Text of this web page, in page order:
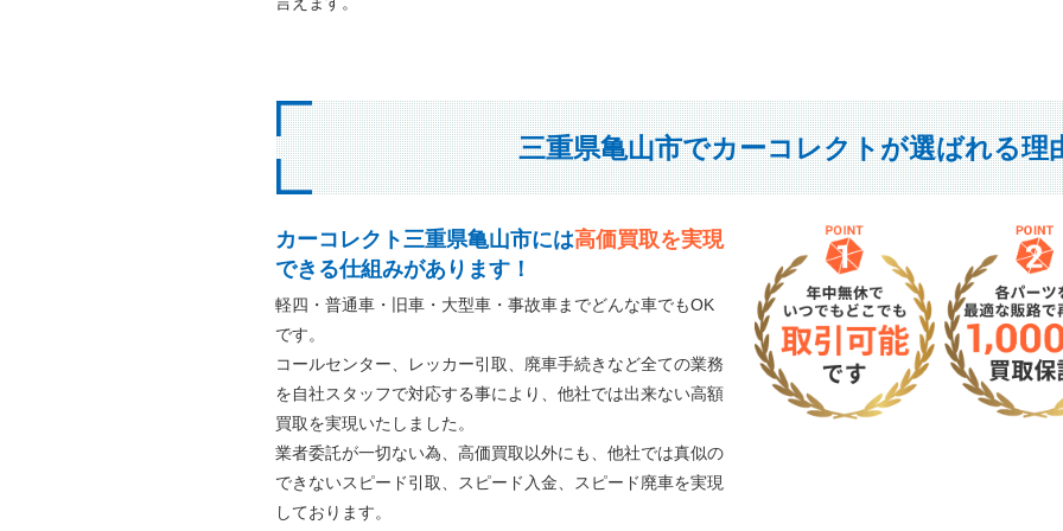
三重県亀山市でカーコレクトが選ばれる理
カーコレクト三重県亀山市には高価買取を実現
できる仕組みがあります！
軽四・普通車・旧車・大型車・事故車までどんな車でもOK
です。
コールセンター、レッカー引取、廃車手続きなど全ての業務
を自社スタッフで対応する事により、他社では出来ない高額
買取を実現いたしました。
業者委託が一切ない為、高価買取以外にも、他社では真似の
できないスピード引取、スピード入金、スピード廃車を実現
しております。